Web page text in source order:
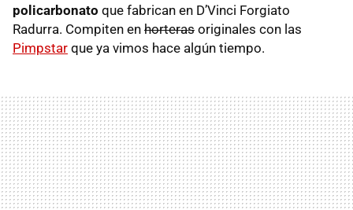
policarbonato que fabrican en D’Vinci Forgiato
Radurra. Compiten en horteras originales con las
Pimpstar que ya vimos hace algún tiempo.